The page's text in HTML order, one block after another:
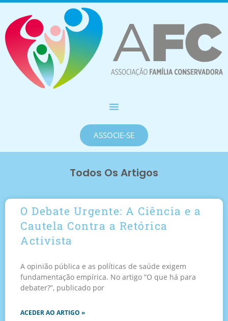
ASSOCIE-SE
Todos Os Artigos
O Debate Urgente: A Ciência e a
Cautela Contra a Retórica
Activista
A opinião pública e as políticas de saúde exigem
fundamentação empírica. No artigo “O que há para
debater?”, publicado por
ACEDER AO ARTIGO »